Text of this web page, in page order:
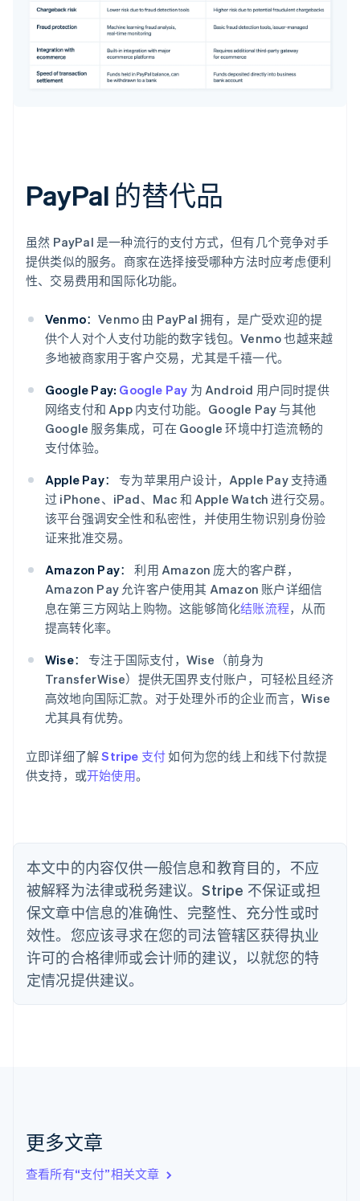
PayPal 的替代品
虽然 PayPal 是一种流行的支付方式，但有几个竞争对手
提供类似的服务。商家在选择接受哪种方法时应考虑便利
性、交易费用和国际化功能。
Venmo：Venmo 由 PayPal 拥有，是广受欢迎的提
供个人对个人支付功能的数字钱包。Venmo 也越来越
多地被商家用于客户交易，尤其是千禧一代。
Google Pay: Google Pay 为 Android 用户同时提供
网络支付和 App 内支付功能。Google Pay 与其他
Google 服务集成，可在 Google 环境中打造流畅的
支付体验。
Apple Pay：
专为苹果用户设计，Apple Pay 支持通
过 iPhone、iPad、Mac 和 Apple Watch 进行交易。
该平台强调安全性和私密性，并使用生物识别身份验
证来批准交易。
Amazon Pay：
利用 Amazon 庞大的客户群，
Amazon Pay 允许客户使用其 Amazon 账户详细信
息在第三方网站上购物。这能够简化结账流程，从而
提高转化率。
Wise：
专注于国际支付，Wise（前身为
TransferWise）提供无国界支付账户，可轻松且经济
高效地向国际汇款。对于处理外币的企业而言，Wise
尤其具有优势。
立即详细了解Stripe 支付如何为您的线上和线下付款提
供支持，或开始使用。
本文中的内容仅供一般信息和教育目的，不应
被解释为法律或税务建议。Stripe 不保证或担
保文章中信息的准确性、完整性、充分性或时
效性。您应该寻求在您的司法管辖区获得执业
许可的合格律师或会计师的建议，以就您的特
定情况提供建议。
更多文章
查看所有“支付”相关文章
阿联酋
English
爱尔兰
English
爱沙尼亚
English
奥地利
DeutschEnglish
澳大利亚
English
Português English
保加利亚
English
丹麦
德国
DeutschEnglish
法国
FrançaisEnglish
芬兰
EnglishSvenska
English
English